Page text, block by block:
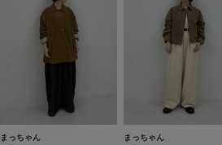
まっちゃん
まっちゃん